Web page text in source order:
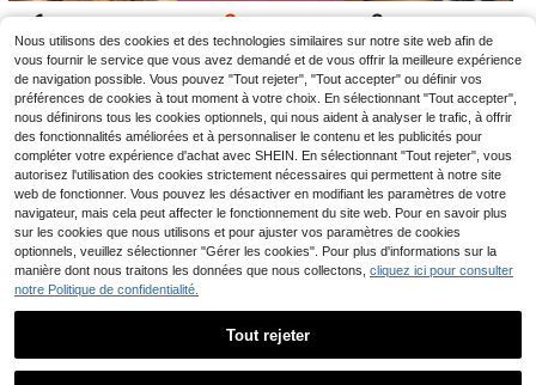
1
1 3
-10%
2
1 1 14
Nous utilisons des cookies et des technologies similaires sur notre site web afin de
vous fournir le service que vous avez demandé et de vous offrir la meilleure expérience
de navigation possible. Vous pouvez "Tout rejeter", "Tout accepter" ou définir vos
préférences de cookies à tout moment à votre choix. En sélectionnant "Tout accepter",
nous définirons tous les cookies optionnels, qui nous aident à analyser le trafic, à offrir
des fonctionnalités améliorées et à personnaliser le contenu et les publicités pour
compléter votre expérience d'achat avec SHEIN. En sélectionnant "Tout rejeter", vous
autorisez l'utilisation des cookies strictement nécessaires qui permettent à notre site
web de fonctionner. Vous pouvez les désactiver en modifiant les paramètres de votre
navigateur, mais cela peut affecter le fonctionnement du site web. Pour en savoir plus
sur les cookies que nous utilisons et pour ajuster vos paramètres de cookies
optionnels, veuillez sélectionner "Gérer les cookies". Pour plus d'informations sur la
manière dont nous traitons les données que nous collectons, cliquez ici pour consulter
notre Politique de confidentialité.
Tout rejeter